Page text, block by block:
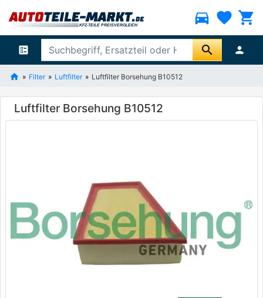
directions_car favorite shopping_cart
ballot search person
Filter Luftfilter Luftfilter Borsehung B10512
Luftfilter Borsehung B10512